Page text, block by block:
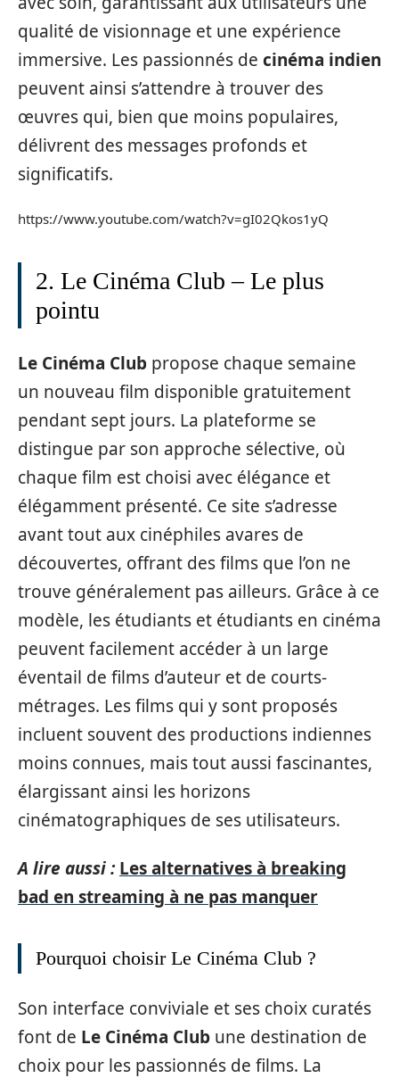
qualité de visionnage et une expérience
immersive. Les passionnés de cinéma indien
peuvent ainsi s’attendre à trouver des
œuvres qui, bien que moins populaires,
délivrent des messages profonds et
significatifs.
https://www.youtube.com/watch?v=gI02Qkos1yQ
2. Le Cinéma Club – Le plus
pointu
Le Cinéma Club propose chaque semaine
un nouveau film disponible gratuitement
pendant sept jours. La plateforme se
distingue par son approche sélective, où
chaque film est choisi avec élégance et
élégamment présenté. Ce site s’adresse
avant tout aux cinéphiles avares de
découvertes, offrant des films que l’on ne
trouve généralement pas ailleurs. Grâce à ce
modèle, les étudiants et étudiants en cinéma
peuvent facilement accéder à un large
éventail de films d’auteur et de courts-
métrages. Les films qui y sont proposés
incluent souvent des productions indiennes
moins connues, mais tout aussi fascinantes,
élargissant ainsi les horizons
cinématographiques de ses utilisateurs.
A lire aussi : Les alternatives à breaking
bad en streaming à ne pas manquer
Pourquoi choisir Le Cinéma Club ?
Son interface conviviale et ses choix curatés
font de Le Cinéma Club une destination de
choix pour les passionnés de films. La